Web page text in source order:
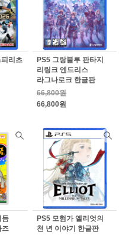
리츠
PS5 그랑블루 판타지
리링크 엔드리스
라그나로크 한글판
66,800원
66,800원
듬
즈
PS5 모험가 엘리엇의
천 년 이야기 한글판